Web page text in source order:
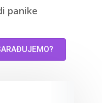
panike